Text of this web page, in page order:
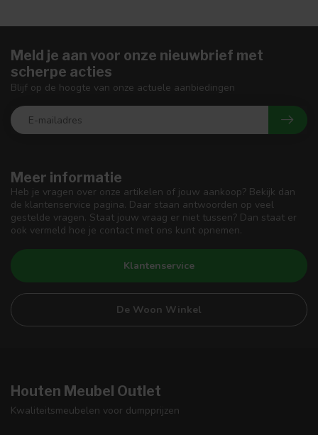
Meer informatie
Heb je vragen over onze artikelen of jouw aankoop? Bekijk dan
de klantenservice pagina. Daar staan antwoorden op veel
gestelde vragen. Staat jouw vraag er niet tussen? Dan staat er
ook vermeld hoe je contact met ons kunt opnemen.
Klantenservice
De Woon Winkel
Meld je aan voor onze nieuwbrief met
scherpe acties
Blijf op de hoogte van onze actuele aanbiedingen
Houten Meubel Outlet
Kwaliteitsmeubelen voor dumpprijzen